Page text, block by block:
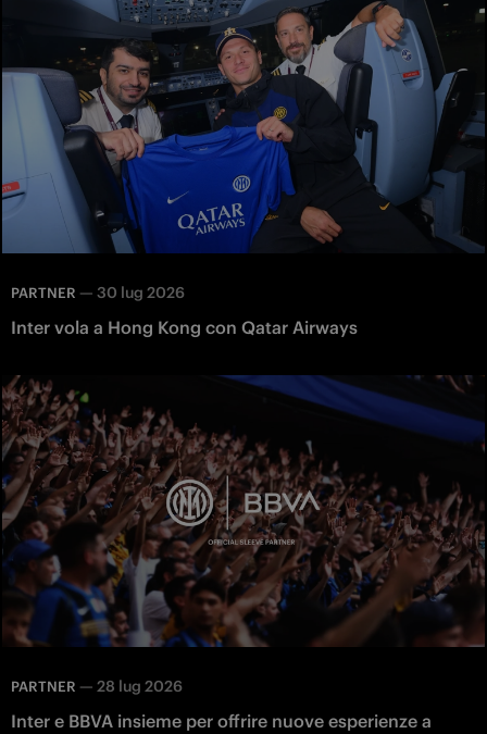
PARTNER — 30 lug 2026
Inter vola a Hong Kong con Qatar Airways
PARTNER — 28 lug 2026
Inter e BBVA insieme per offrire nuove esperienze a